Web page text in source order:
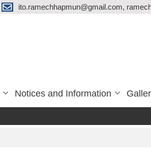
ito.ramechhapmun@gmail.com,
Notices and Information